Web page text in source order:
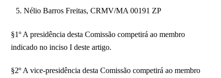
Nélio Barros Freitas, CRMV/MA 00191 ZP
§1º A presidência desta Comissão competirá ao membro
indicado no inciso I deste artigo.
§2º A vice-presidência desta Comissão competirá ao membro